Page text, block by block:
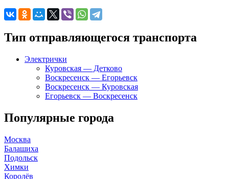
Тип отправляющегося транспорта
Электрички
Куровская — Детково
Воскресенск — Егорьевск
Воскресенск — Куровская
Егорьевск — Воскресенск
Популярные города
Москва
Балашиха
Подольск
Химки
Королёв